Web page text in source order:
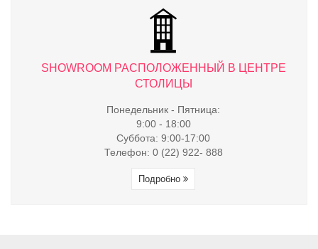
SHOWROOM РАСПОЛОЖЕННЫЙ В ЦЕНТРЕ
СТОЛИЦЫ
Понедельник - Пятница:
9:00 - 18:00
Суббота: 9:00-17:00
Телефон: 0 (22) 922- 888
Подробно